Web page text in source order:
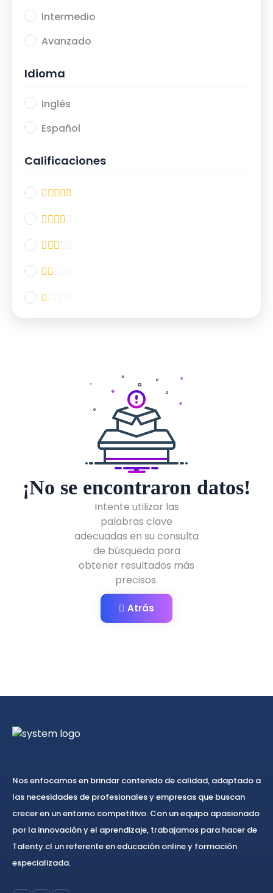
Intermedio
Avanzado
Idioma
Inglés
Español
Calificaciones
¡No se encontraron datos!
Intente utilizar las
palabras clave
adecuadas en su consulta
de búsqueda para
obtener resultados más
precisos.
Atrás
Nos enfocamos en brindar contenido de calidad, adaptado a
las necesidades de profesionales y empresas que buscan
crecer en un entorno competitivo. Con un equipo apasionado
por la innovación y el aprendizaje, trabajamos para hacer de
Talenty.cl un referente en educación online y formación
especializada.